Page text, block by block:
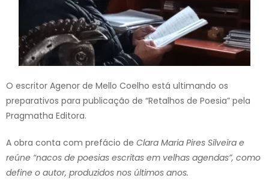
O escritor Agenor de Mello Coelho está ultimando os
preparativos para publicação de “Retalhos de Poesia” pela
Pragmatha Editora.
A obra conta com prefácio de Clara Maria Pires Silveira e
reúne “nacos de poesias escritas em velhas agendas”, como
define o autor, produzidos nos últimos anos.